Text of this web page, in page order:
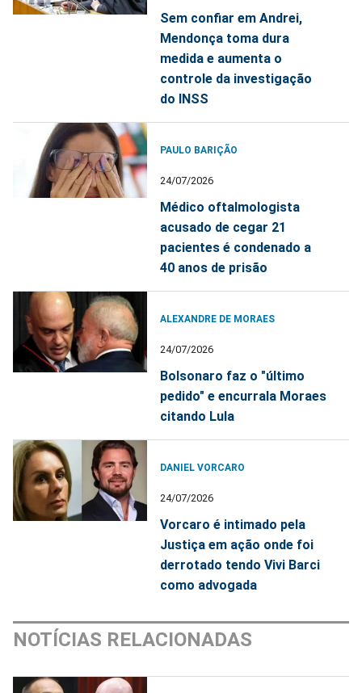
Sem confiar em Andrei,
Mendonça toma dura
medida e aumenta o
controle da investigação
do INSS
PAULO BARIÇÃO
24/07/2026
Médico oftalmologista
acusado de cegar 21
pacientes é condenado a
40 anos de prisão
ALEXANDRE DE MORAES
24/07/2026
Bolsonaro faz o "último
pedido" e encurrala Moraes
citando Lula
DANIEL VORCARO
24/07/2026
Vorcaro é intimado pela
Justiça em ação onde foi
derrotado tendo Vivi Barci
como advogada
NOTÍCIAS RELACIONADAS